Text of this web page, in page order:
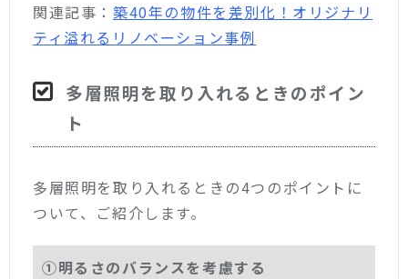
関連記事： 築40年の物件を差別化！オリジナリ
ティ溢れるリノベーション事例
多層照明を取り入れるときのポイン
ト
多層照明を取り入れるときの4つのポイントに
ついて、ご紹介します。
①明るさのバランスを考慮する